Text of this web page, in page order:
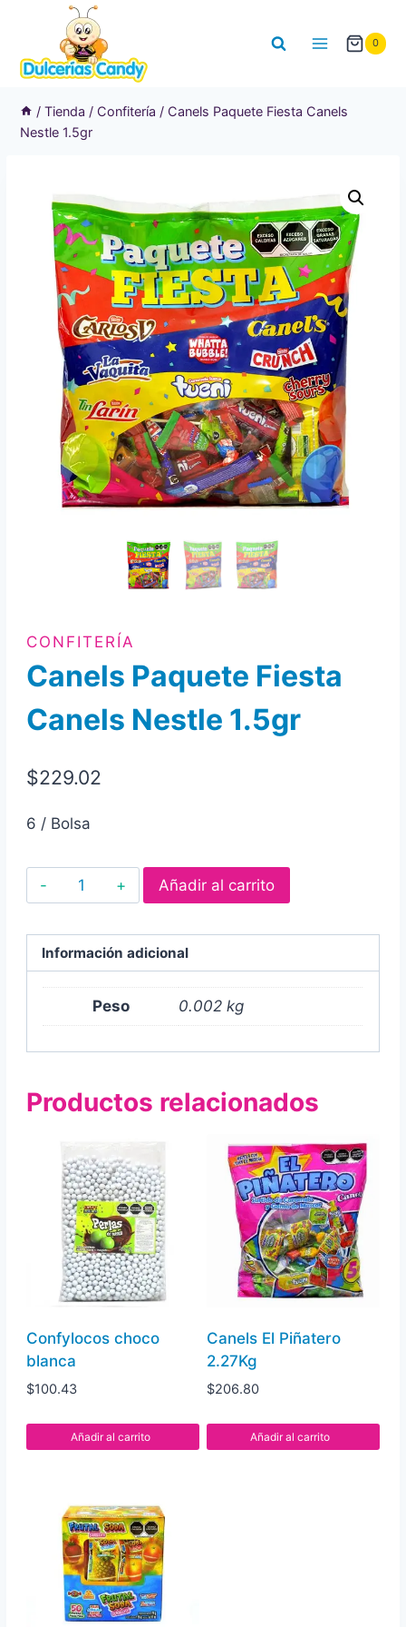
contenido
0
/ Tienda / Confitería / Canels Paquete Fiesta Canels
Nestle 1.5gr
CONFITERÍA
Canels Paquete Fiesta
Canels Nestle 1.5gr
$229.02
6 / Bolsa
Canels
Paquete
Canels
Nestle
1.5gr
cantidad
Añadir al carrito
Información adicional
Peso 0.002 kg
Productos relacionados
Confylocos choco
blanca
$100.43
Añadir al carrito
Canels El Piñatero
2.27Kg
$206.80
Añadir al carrito